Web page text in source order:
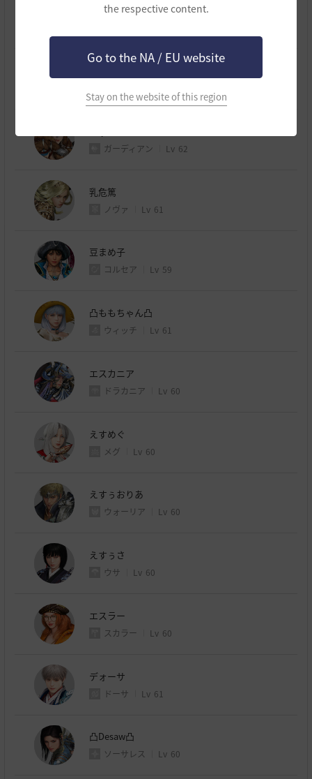
the respective content.
Go to the NA / EU website
Stay on the website of this region
凸FIANCEE凸
ガーディアン Lv 62
乳危篤
ノヴァ Lv 61
豆まめ子
コルセア Lv 59
凸ももちゃん凸
ウィッチ Lv 61
エスカニア
ドラカニア Lv 60
えすめぐ
メグ Lv 60
えすぅおりあ
ウォーリア Lv 60
えすぅさ
ウサ Lv 60
エスラー
スカラー Lv 60
デォーサ
ドーサ Lv 61
凸Desaw凸
ソーサレス Lv 60